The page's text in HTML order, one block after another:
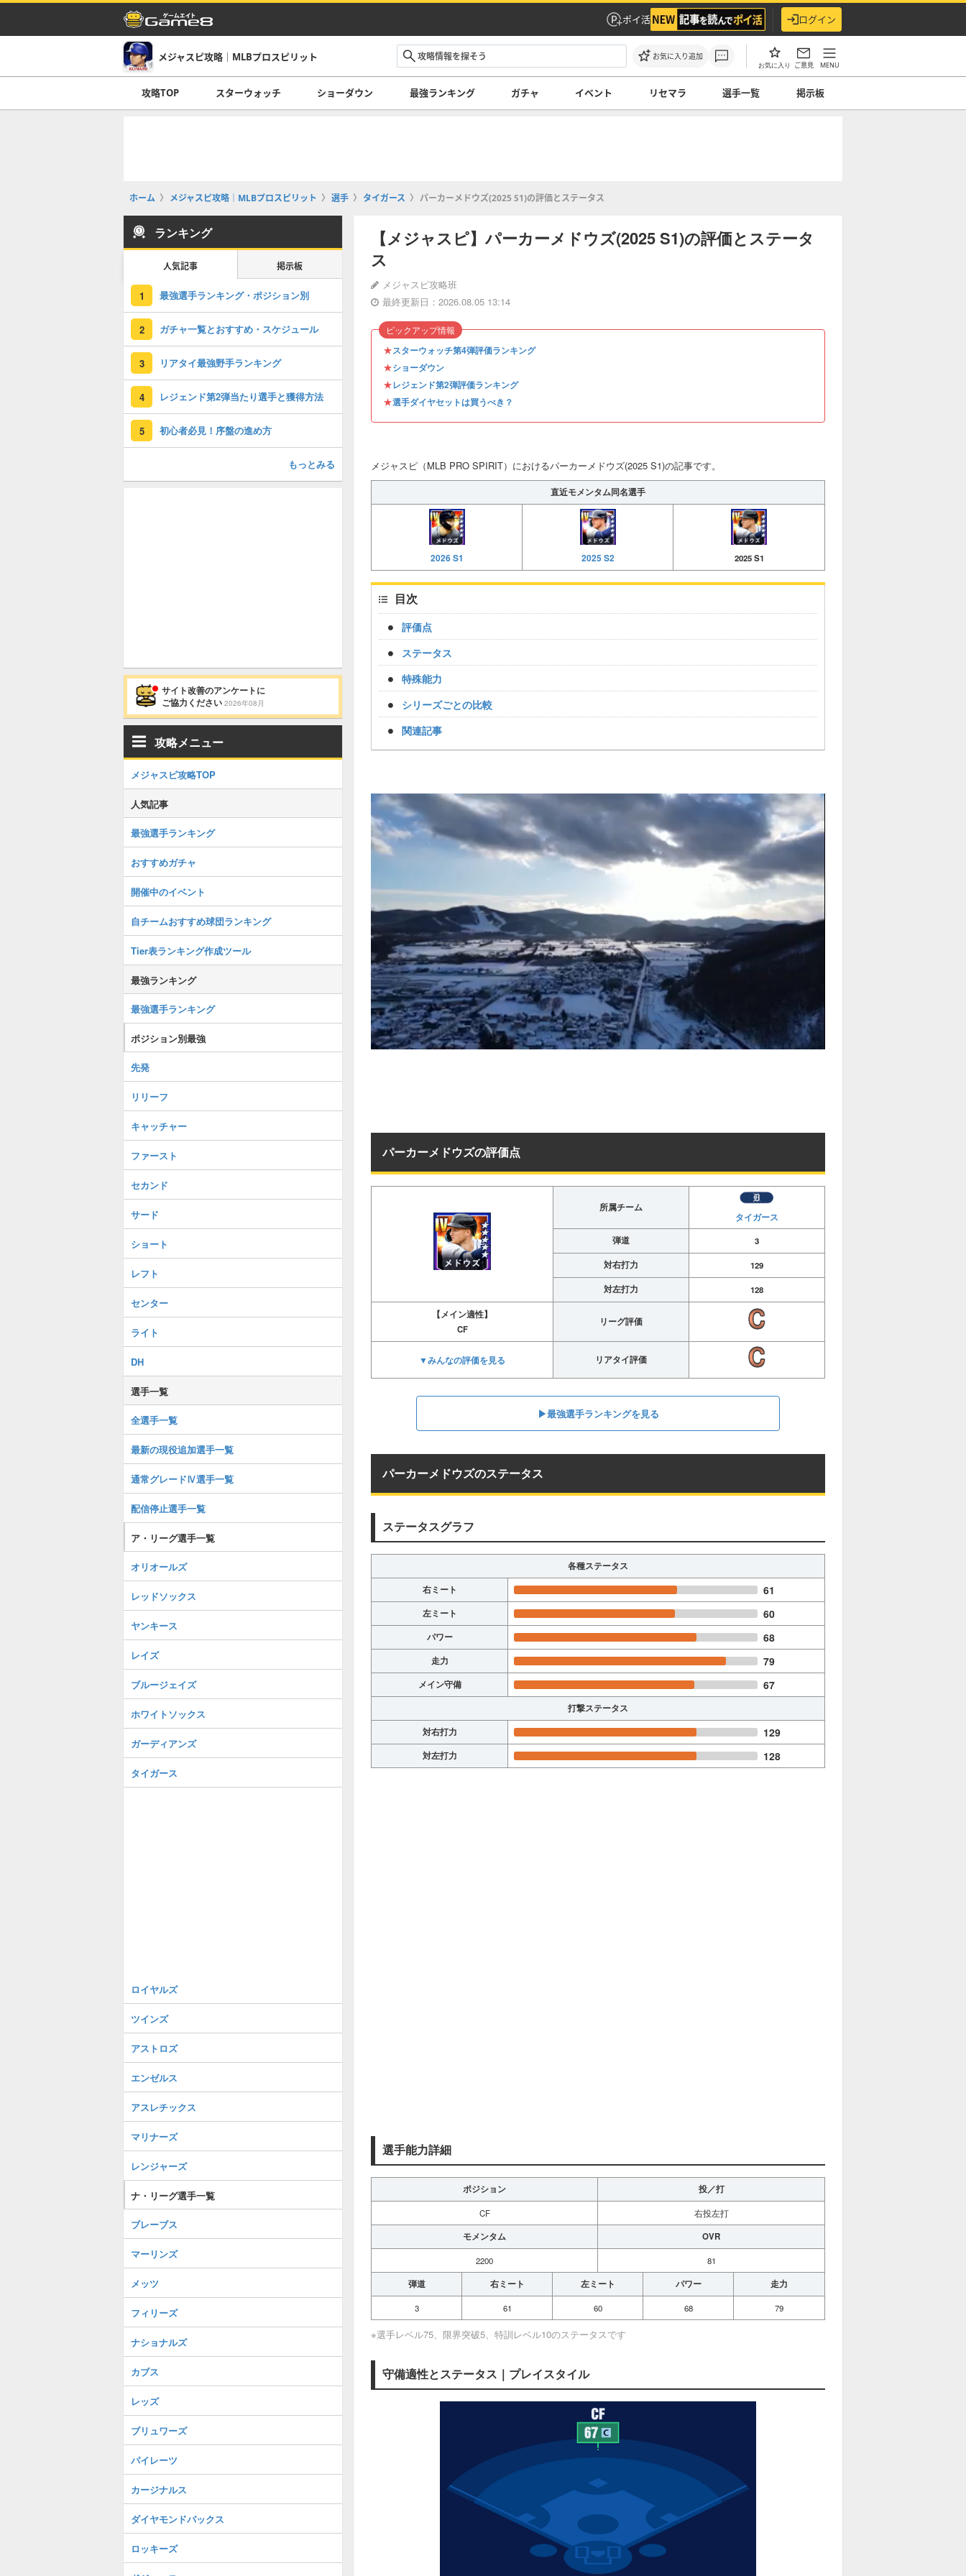
ポイ活 ログイン
メジャスピ攻略｜MLBプロスピリット お気に入り追加
お気に入り ご意見 MENU
攻略TOP スターウォッチ ショーダウン 最強ランキング ガチャ イベント リセマラ 選手一覧 掲示板
ホーム メジャスピ攻略｜MLBプロスピリット 選手 タイガース パーカーメドウズ(2025 S1)の評価とステータス
【メジャスピ】パーカーメドウズ(2025 S1)の評価とステータ
ス
メジャスピ攻略班
最終更新日：2026.08.05 13:14
★スターウォッチ第4弾評価ランキング
★ショーダウン
★レジェンド第2弾評価ランキング
★選手ダイヤセットは買うべき？
ピックアップ情報
メジャスピ（MLB PRO SPIRIT）におけるパーカーメドウズ(2025 S1)の記事です。
直近モメンタム同名選手
2026 S1 2025 S2 2025 S1
目次
評価点
ステータス
特殊能力
シリーズごとの比較
関連記事
パーカーメドウズの評価点
所属チーム
タイガース
弾道
3
対右打力
129
対左打力
128
【メイン適性】
CF
リーグ評価
▼みんなの評価を見る リアタイ評価
▶︎最強選手ランキングを見る
パーカーメドウズのステータス
ステータスグラフ
各種ステータス
右ミート
61
左ミート 60
パワー 68
走力 79
メイン守備 67
打撃ステータス
対右打力
129
対左打力 128
選手能力詳細
ポジション 投／打
CF 右投左打
モメンタム OVR
2200 81
弾道 右ミート 左ミート パワー 走力
3 61 60 68 79
※選手レベル75、限界突破5、特訓レベル10のステータスです
守備適性とステータス｜プレイスタイル
ランキング
人気記事 掲示板
1 最強選手ランキング・ポジション別
2 ガチャ一覧とおすすめ・スケジュール
3 リアタイ最強野手ランキング
4 レジェンド第2弾当たり選手と獲得方法
5 初心者必見！序盤の進め方
もっとみる
サイト改善のアンケートに
ご協力ください 2026年08月
攻略メニュー
メジャスピ攻略TOP
人気記事
最強選手ランキング
おすすめガチャ
開催中のイベント
自チームおすすめ球団ランキング
Tier表ランキング作成ツール
最強ランキング
最強選手ランキング
ポジション別最強
先発
リリーフ
キャッチャー
ファースト
セカンド
サード
ショート
レフト
センター
ライト
DH
選手一覧
全選手一覧
最新の現役追加選手一覧
通常グレードⅣ選手一覧
配信停止選手一覧
ア・リーグ選手一覧
オリオールズ
レッドソックス
ヤンキース
レイズ
ブルージェイズ
ホワイトソックス
ガーディアンズ
タイガース
ロイヤルズ
ツインズ
アストロズ
エンゼルス
アスレチックス
マリナーズ
レンジャーズ
ナ・リーグ選手一覧
ブレーブス
マーリンズ
メッツ
フィリーズ
ナショナルズ
カブス
レッズ
ブリュワーズ
パイレーツ
カージナルス
ダイヤモンドバックス
ロッキーズ